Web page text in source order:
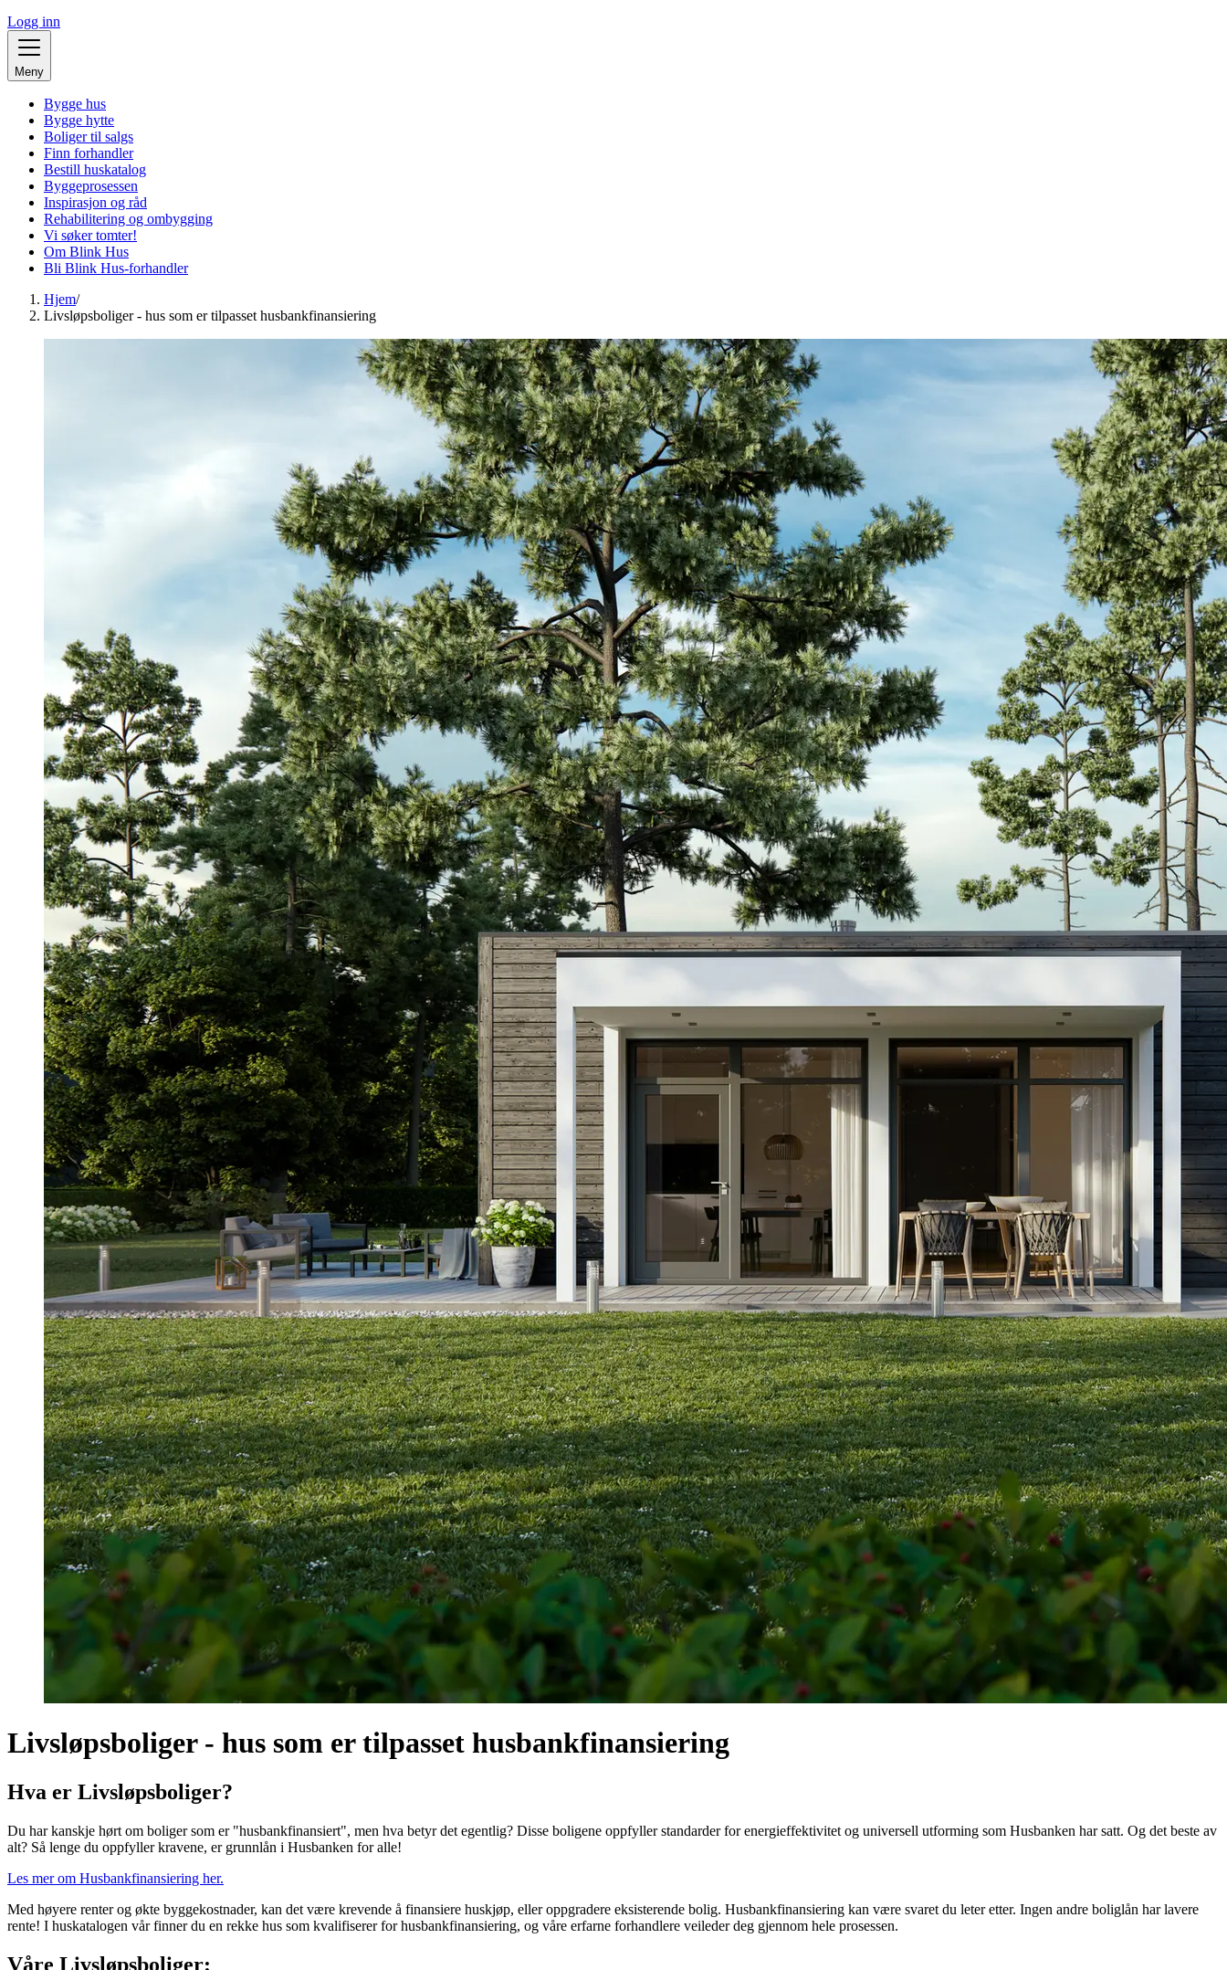
Logg inn
Meny
Bygge hus
Bygge hytte
Boliger til salgs
Finn forhandler
Bestill huskatalog
Byggeprosessen
Inspirasjon og råd
Rehabilitering og ombygging
Vi søker tomter!
Om Blink Hus
Bli Blink Hus-forhandler
Hjem/
Livsløpsboliger - hus som er tilpasset husbankfinansiering
Livsløpsboliger - hus som er tilpasset husbankfinansiering
Hva er Livsløpsboliger?
Du har kanskje hørt om boliger som er "husbankfinansiert", men hva betyr det egentlig? Disse boligene oppfyller standarder for energieffektivitet og universell utforming som Husbanken har satt. Og det beste av
alt? Så lenge du oppfyller kravene, er grunnlån i Husbanken for alle!
Les mer om Husbankfinansiering her.
Med høyere renter og økte byggekostnader, kan det være krevende å finansiere huskjøp, eller oppgradere eksisterende bolig. Husbankfinansiering kan være svaret du leter etter. Ingen andre boliglån har lavere
rente! I huskatalogen vår finner du en rekke hus som kvalifiserer for husbankfinansiering, og våre erfarne forhandlere veileder deg gjennom hele prosessen.
Våre Livsløpsboliger: